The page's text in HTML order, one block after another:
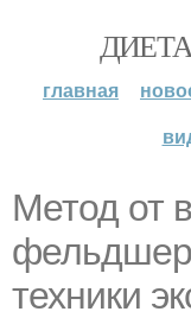
главная
Метод от
техники